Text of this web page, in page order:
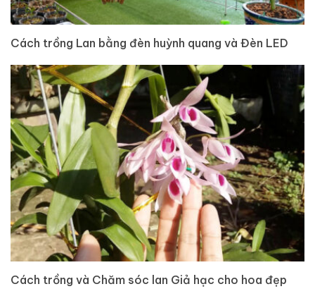
Cách trồng Lan bằng đèn huỳnh quang và Đèn LED
Cách trồng và Chăm sóc lan Giả hạc cho hoa đẹp